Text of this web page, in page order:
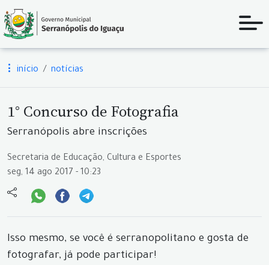
início notícias
1° Concurso de Fotografia
Serranópolis abre inscrições
Secretaria de Educação, Cultura e Esportes
seg, 14 ago 2017 - 10:23
Isso mesmo, se você é serranopolitano e gosta de
fotografar, já pode participar!